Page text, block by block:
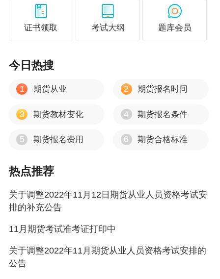
玩转微博！@正保会计网校_金融辅导等你来
声明：因考试政策、内容不断变化与调整，正保会计网校
提供的以上考试信息仅供参考，如有异议，请考生以权威
部门公布的内容为准！
相关推荐：
收藏！《期货基础知识》重难点精炼 硬核干货转留存
证书领取 考试大纲 题库会员
今日热搜
1 期货从业 2 期货报名时间
3 期货教材变化 4 期货报名条件
5 期货报名费用 6 期货合格标准
热点推荐
关于调整2022年11月12日期货从业人员资格考试安
排的补充公告
11月期货考试准考证打印中
关于调整2022年11月期货从业人员资格考试安排的
公告